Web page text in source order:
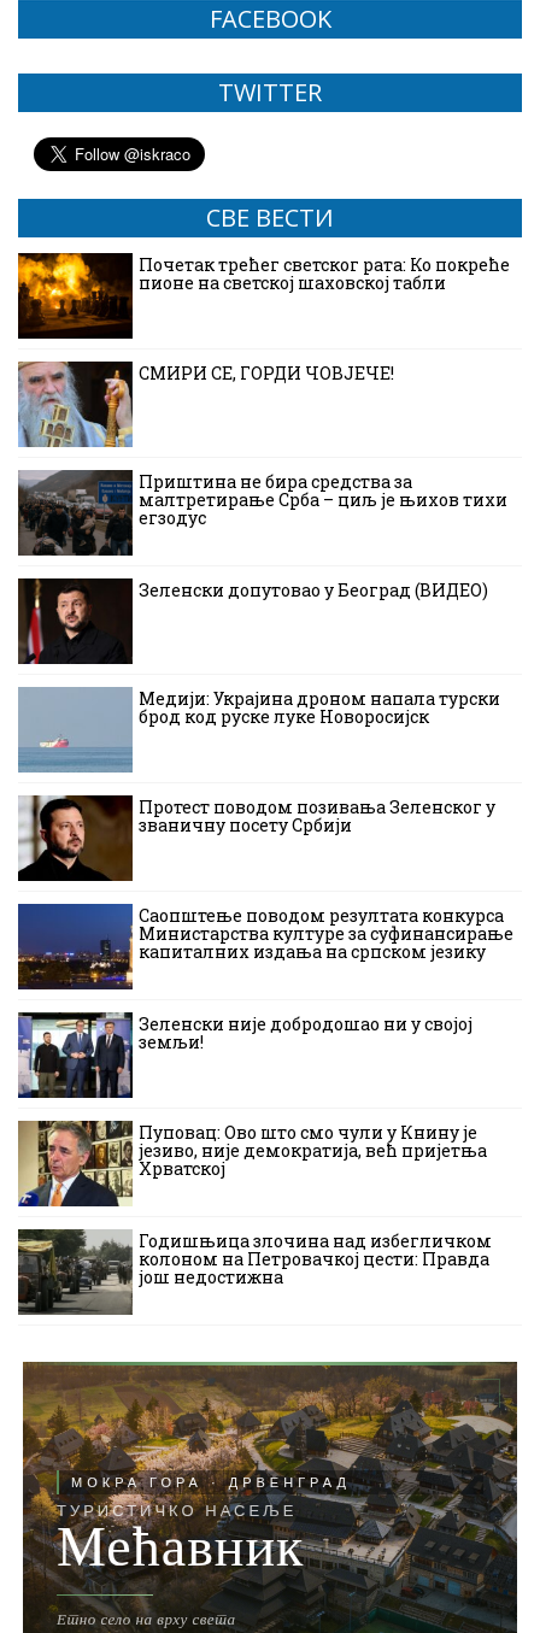
FACEBOOK
TWITTER
СВЕ ВЕСТИ
Почетак трећег светског рата: Ко покреће
пионе на светској шаховској табли
СМИРИ СЕ, ГОРДИ ЧОВЈЕЧЕ!
Приштина не бира средства за
малтретирање Срба – циљ је њихов тихи
егзодус
Зеленски допутовао у Београд (ВИДЕО)
Медији: Украјина дроном напала турски
брод код руске луке Новоросијск
Протест поводом позивања Зеленског у
званичну посету Србији
Саопштење поводом резултата конкурса
Министарства културе за суфинансирање
капиталних издања на српском језику
Зеленски није добродошао ни у својој
земљи!
Пуповац: Ово што смо чули у Книну је
језиво, није демократија, већ пријетња
Хрватској
Годишњица злочина над избегличком
колоном на Петровачкој цести: Правда
још недостижна